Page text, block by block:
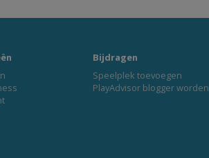
Bijdragen
Speelplek toevoegen
PlayAdvisor blogger worden